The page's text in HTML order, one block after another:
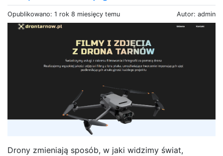
Opublikowano: 1 rok 8 miesięcy temu Autor: admin
Drony zmieniają sposób, w jaki widzimy świat,